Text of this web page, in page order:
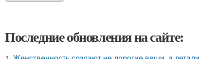
Последние обновления на сайте: